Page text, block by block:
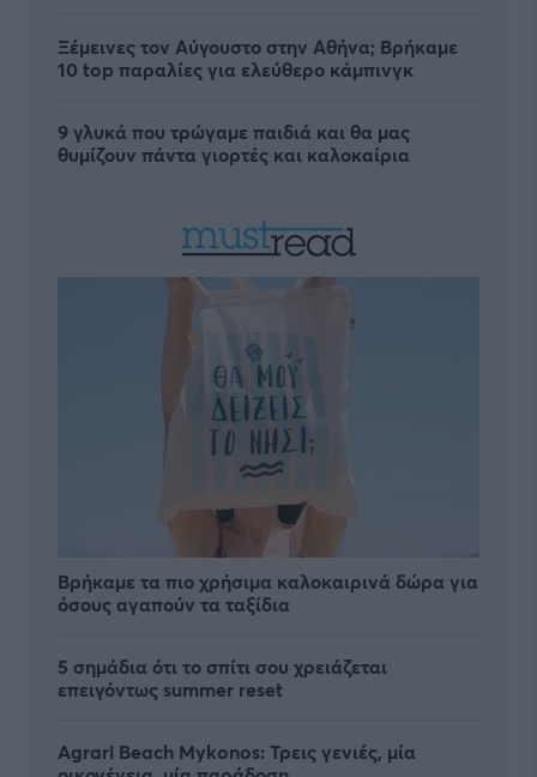
Ξέμεινες τον Αύγουστο στην Αθήνα; Βρήκαμε
10 top παραλίες για ελεύθερο κάμπινγκ
9 γλυκά που τρώγαμε παιδιά και θα μας
θυμίζουν πάντα γιορτές και καλοκαίρια
Βρήκαμε τα πιο χρήσιμα καλοκαιρινά δώρα για
όσους αγαπούν τα ταξίδια
5 σημάδια ότι το σπίτι σου χρειάζεται
επειγόντως summer reset
Agrari Beach Mykonos: Τρεις γενιές, μία